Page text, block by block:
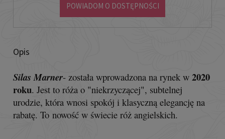
Opis
Silas Marner- została wprowadzona na rynek w 2020
roku. Jest to róża o "niekrzyczącej", subtelnej
urodzie, która wnosi spokój i klasyczną elegancję na
rabatę. To nowość w świecie róż angielskich.
POWIADOM O DOSTĘPNOŚCI